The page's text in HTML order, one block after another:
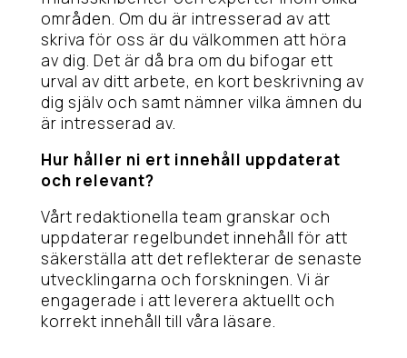
områden. Om du är intresserad av att
skriva för oss är du välkommen att höra
av dig. Det är då bra om du bifogar ett
urval av ditt arbete, en kort beskrivning av
dig själv och samt nämner vilka ämnen du
är intresserad av.
Hur håller ni ert innehåll uppdaterat
och relevant?
Vårt redaktionella team granskar och
uppdaterar regelbundet innehåll för att
säkerställa att det reflekterar de senaste
utvecklingarna och forskningen. Vi är
engagerade i att leverera aktuellt och
korrekt innehåll till våra läsare.